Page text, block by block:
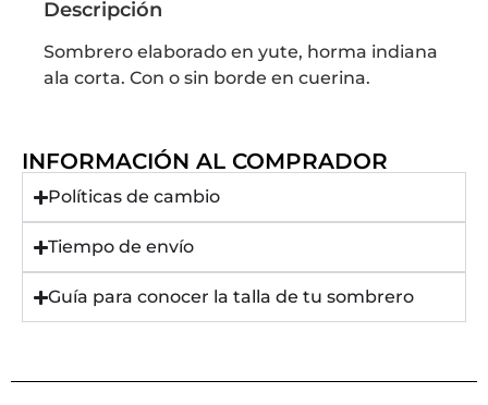
Descripción
Sombrero elaborado en yute, horma indiana
ala corta. Con o sin borde en cuerina.
INFORMACIÓN AL COMPRADOR
Políticas de cambio
Tiempo de envío
Guía para conocer la talla de tu sombrero